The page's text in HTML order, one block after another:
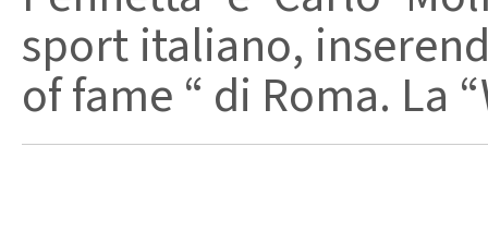
sport italiano,
of fame “ di Roma. La